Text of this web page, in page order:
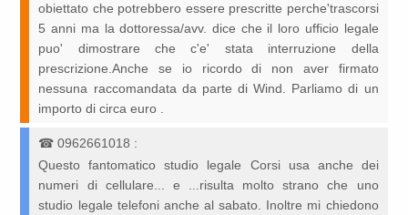
obiettato che potrebbero essere prescritte perche'trascorsi
5 anni ma la dottoressa/avv. dice che il loro ufficio legale
puo' dimostrare che c'e' stata interruzione della
prescrizione.Anche se io ricordo di non aver firmato
nessuna raccomandata da parte di Wind. Parliamo di un
importo di circa euro .
☎0962661018 :
Questo fantomatico studio legale Corsi usa anche dei
numeri di cellulare... e ...risulta molto strano che uno
studio legale telefoni anche al sabato. Inoltre mi chiedono